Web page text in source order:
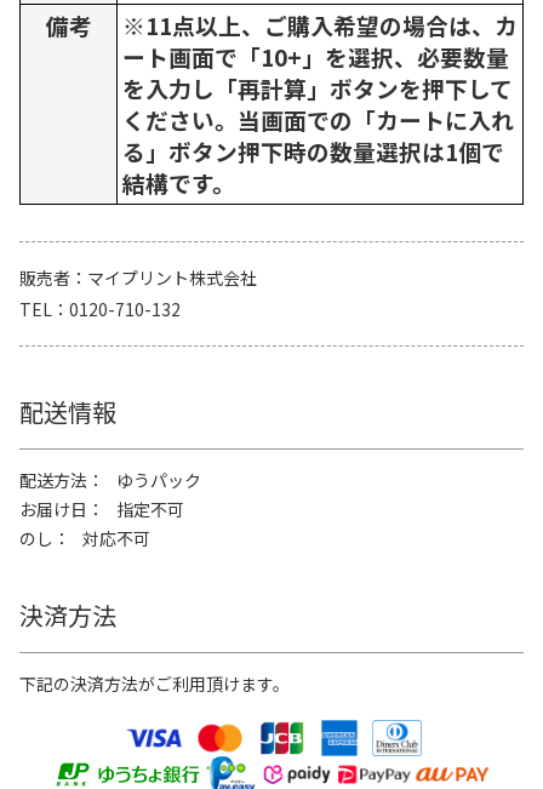
備考
※11点以上、ご購入希望の場合は、カ
ート画面で「10+」を選択、必要数量
を入力し「再計算」ボタンを押下して
ください。当画面での「カートに入れ
る」ボタン押下時の数量選択は1個で
結構です。
販売者
マイプリント株式会社
TEL
0120-710-132
配送情報
配送方法
ゆうパック
お届け日
指定不可
のし
対応不可
決済方法
下記の決済方法がご利用頂けます。